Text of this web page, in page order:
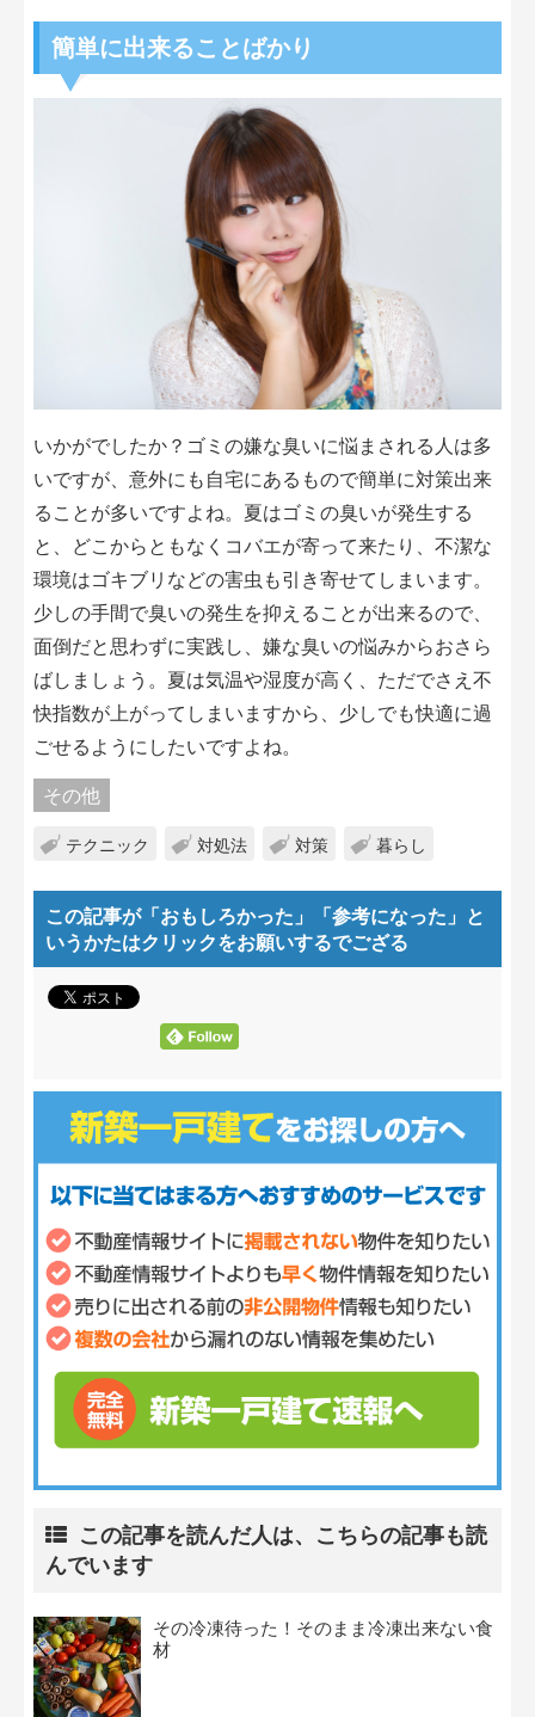
簡単に出来ることばかり
いかがでしたか？ゴミの嫌な臭いに悩まされる人は多
いですが、意外にも自宅にあるもので簡単に対策出来
ることが多いですよね。夏はゴミの臭いが発生する
と、どこからともなくコバエが寄って来たり、不潔な
環境はゴキブリなどの害虫も引き寄せてしまいます。
少しの手間で臭いの発生を抑えることが出来るので、
面倒だと思わずに実践し、嫌な臭いの悩みからおさら
ばしましょう。夏は気温や湿度が高く、ただでさえ不
快指数が上がってしまいますから、少しでも快適に過
ごせるようにしたいですよね。
その他
テクニック 対処法 対策 暮らし
この記事が「おもしろかった」「参考になった」 と
いうかたはクリックをお願いするでござる
この記事を読んだ人は、こちらの記事も読
んでいます
その冷凍待った！そのまま冷凍出来ない食
材